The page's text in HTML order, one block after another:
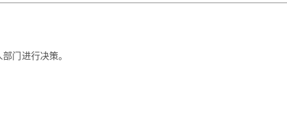
门进行决策。